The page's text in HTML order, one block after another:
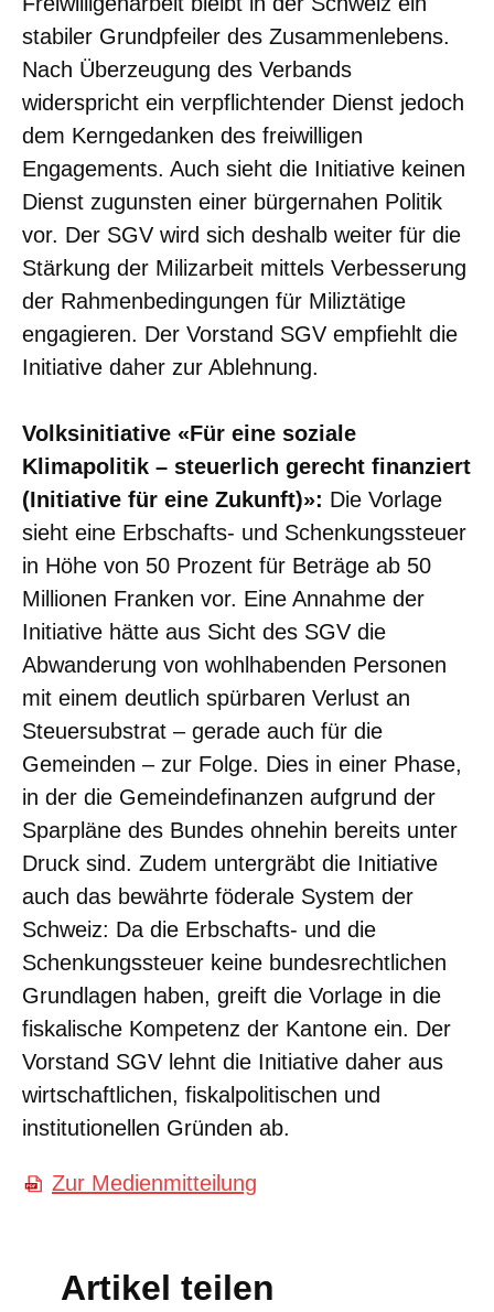
stabiler Grundpfeiler des Zusammenlebens.
Nach Überzeugung des Verbands
widerspricht ein verpflichtender Dienst jedoch
dem Kerngedanken des freiwilligen
Engagements. Auch sieht die Initiative keinen
Dienst zugunsten einer bürgernahen Politik
vor. Der SGV wird sich deshalb weiter für die
Stärkung der Milizarbeit mittels Verbesserung
der Rahmenbedingungen für Miliztätige
engagieren. Der Vorstand SGV empfiehlt die
Initiative daher zur Ablehnung.
Volksinitiative «Für eine soziale
Klimapolitik – steuerlich gerecht finanziert
(Initiative für eine Zukunft)»: Die Vorlage
sieht eine Erbschafts- und Schenkungssteuer
in Höhe von 50 Prozent für Beträge ab 50
Millionen Franken vor. Eine Annahme der
Initiative hätte aus Sicht des SGV die
Abwanderung von wohlhabenden Personen
mit einem deutlich spürbaren Verlust an
Steuersubstrat – gerade auch für die
Gemeinden – zur Folge. Dies in einer Phase,
in der die Gemeindefinanzen aufgrund der
Sparpläne des Bundes ohnehin bereits unter
Druck sind. Zudem untergräbt die Initiative
auch das bewährte föderale System der
Schweiz: Da die Erbschafts- und die
Schenkungssteuer keine bundesrechtlichen
Grundlagen haben, greift die Vorlage in die
fiskalische Kompetenz der Kantone ein. Der
Vorstand SGV lehnt die Initiative daher aus
wirtschaftlichen, fiskalpolitischen und
institutionellen Gründen ab.
Zur Medienmitteilung
Artikel teilen